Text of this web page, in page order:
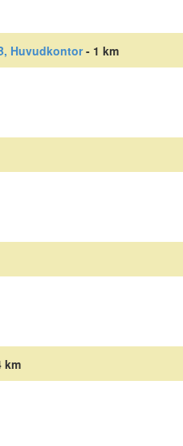
Huvudkontor- 1 km
km